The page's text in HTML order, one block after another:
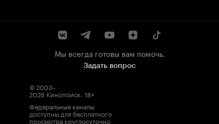
Мы всегда готовы вам помочь.
Задать вопрос
© 2003–
2026 Кинопоиск. 18+
Федеральные каналы
доступны для бесплатного
просмотра круглосуточно